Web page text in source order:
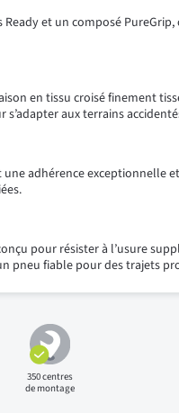
Ready et un composé
en tissu croisé finement
aux terrains
une adhérence
pour résister à l’usure
pneu fiable pour des trajets
350 centres
de montage